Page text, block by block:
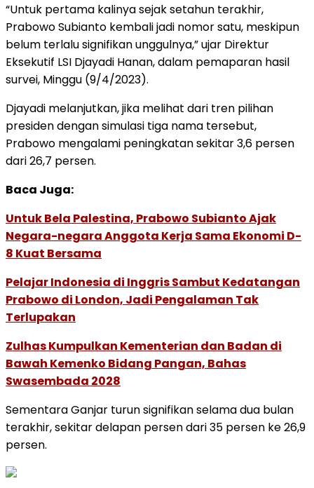
“Untuk pertama kalinya sejak setahun terakhir,
Prabowo Subianto kembali jadi nomor satu, meskipun
belum terlalu signifikan unggulnya,” ujar Direktur
Eksekutif LSI Djayadi Hanan, dalam pemaparan hasil
survei, Minggu (9/4/2023).
Djayadi melanjutkan, jika melihat dari tren pilihan
presiden dengan simulasi tiga nama tersebut,
Prabowo mengalami peningkatan sekitar 3,6 persen
dari 26,7 persen.
Baca Juga:
Untuk Bela Palestina, Prabowo Subianto Ajak
Negara-negara Anggota Kerja Sama Ekonomi D-
8 Kuat Bersama
Pelajar Indonesia di Inggris Sambut Kedatangan
Prabowo di London, Jadi Pengalaman Tak
Terlupakan
Zulhas Kumpulkan Kementerian dan Badan di
Bawah Kemenko Bidang Pangan, Bahas
Swasembada 2028
Sementara Ganjar turun signifikan selama dua bulan
terakhir, sekitar delapan persen dari 35 persen ke 26,9
persen.